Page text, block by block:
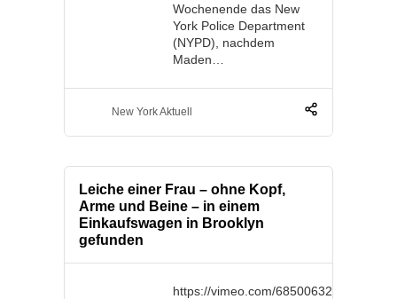
Wochenende das New
York Police Department
(NYPD), nachdem
Maden…
New York Aktuell
Leiche einer Frau – ohne Kopf,
Arme und Beine – in einem
Einkaufswagen in Brooklyn
gefunden
https://vimeo.com/685006326